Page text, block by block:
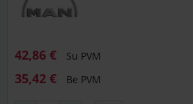
42,86 € Su PVM
35,42 € Be PVM